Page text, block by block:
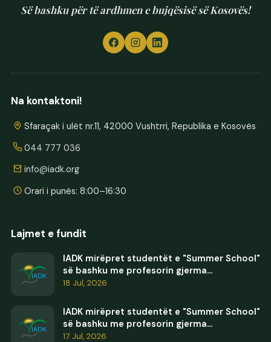
Së bashku për të ardhmen e bujqësisë së Kosovës!
Na kontaktoni!
Sfaraçak i ulët nr.11, 42000 Vushtrri, Republika e Kosovës
044 777 036
info@iadk.org
Orari i punës: 8:00–16:30
Lajmet e fundit
IADK mirëpret studentët e "Summer School"
së bashku me profesorin gjerma...
18 Jul, 2026
IADK mirëpret studentët e "Summer School"
së bashku me profesorin gjerma...
17 Jul, 2026